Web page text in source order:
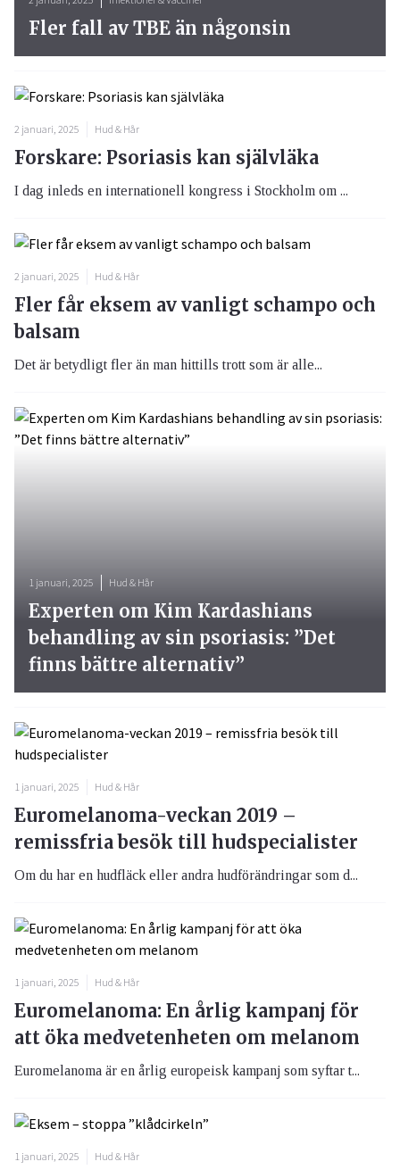
2 januari, 2025 Hud & Hår
Forskare: Psoriasis kan självläka
I dag inleds en internationell kongress i Stockholm om ...
2 januari, 2025 Hud & Hår
Fler får eksem av vanligt schampo och
balsam
Det är betydligt fler än man hittills trott som är alle...
Fler fall av TBE än någonsin
1 januari, 2025 Hud & Hår
Experten om Kim Kardashians
behandling av sin psoriasis: ”Det
finns bättre alternativ”
1 januari, 2025 Hud & Hår
Euromelanoma-veckan 2019 –
remissfria besök till hudspecialister
Om du har en hudfläck eller andra hudförändringar som d...
1 januari, 2025 Hud & Hår
Euromelanoma: En årlig kampanj för
att öka medvetenheten om melanom
Euromelanoma är en årlig europeisk kampanj som syftar t...
1 januari, 2025 Hud & Hår